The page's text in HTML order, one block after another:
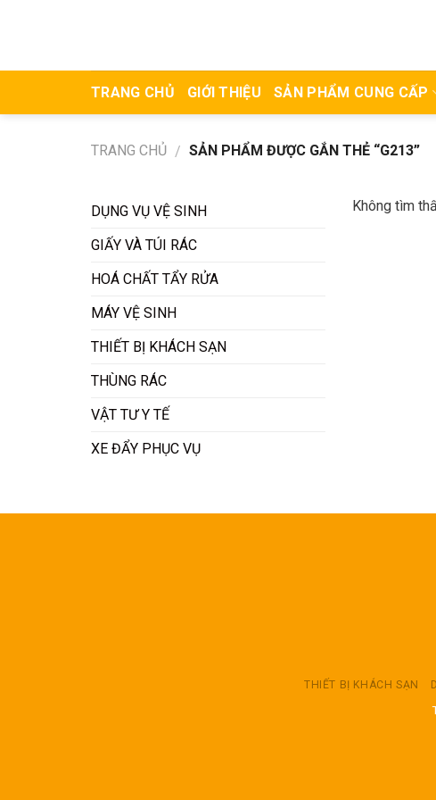
TRANG CHỦ GIỚI THIỆU SẢN PHẨM CUNG CẤP
TRANG CHỦ / SẢN PHẨM ĐƯỢC GẮN THẺ “G213”
DỤNG VỤ VỆ SINH
GIẤY VÀ TÚI RÁC
HOÁ CHẤT TẨY RỬA
MÁY VỆ SINH
THIẾT BỊ KHÁCH SẠN
THÙNG RÁC
VẬT TƯ Y TẾ
XE ĐẨY PHỤC VỤ
Không tìm
THIẾT BỊ KHÁCH SẠN